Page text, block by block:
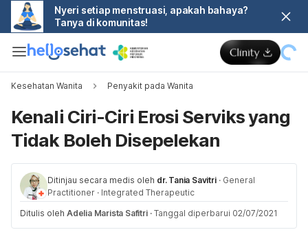
Nyeri setiap menstruasi, apakah bahaya?
Tanya di komunitas!
Kesehatan Wanita Penyakit pada Wanita
Kenali Ciri-Ciri Erosi Serviks yang
Tidak Boleh Disepelekan
Ditinjau secara medis oleh dr. Tania Savitri · General
Practitioner · Integrated Therapeutic
Ditulis oleh Adelia Marista Safitri · Tanggal diperbarui 02/07/2021